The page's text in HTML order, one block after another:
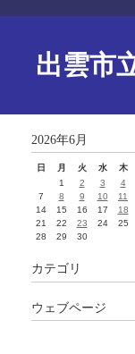
出雲市
2026年6月
日 月 火 水 木
1
2 3 4
7
8 9 10 11
14
15 16 17 18
21
22 23 24 25
28
29 30
カテゴリ
ウェブページ